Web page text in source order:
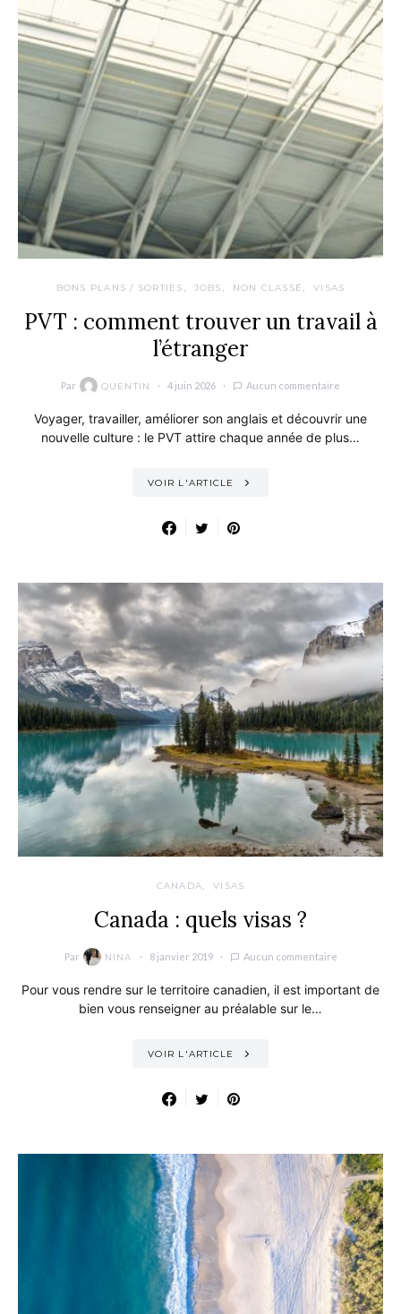
BONS PLANS / SORTIES JOBS NON CLASSÉ VISAS
PVT : comment trouver un travail à
l’étranger
Par QUENTIN 4 juin 2026 Aucun commentaire
Voyager, travailler, améliorer son anglais et découvrir une
nouvelle culture : le PVT attire chaque année de plus…
VOIR L'ARTICLE
CANADA VISAS
Canada : quels visas ?
Par NINA 8 janvier 2019 Aucun commentaire
Pour vous rendre sur le territoire canadien, il est important de
bien vous renseigner au préalable sur le…
VOIR L'ARTICLE